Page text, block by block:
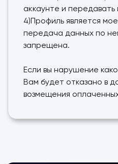
аккаунте и передавать
4)Профиль является
передача данных по
запрещена.
Если вы нарушение
Вам будет отказано в
возмещения